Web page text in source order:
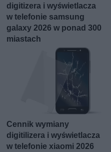
digitizera i wyświetlacza
w telefonie samsung
galaxy 2026 w ponad 300
miastach
Cennik wymiany
digitilizera i wyświetlacza
w telefonie xiaomi 2026